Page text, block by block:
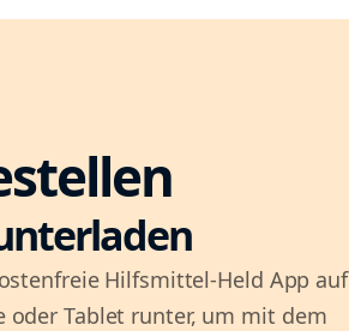
Hilfsmittel-Held App auf
oder Tablet runter, um mit dem